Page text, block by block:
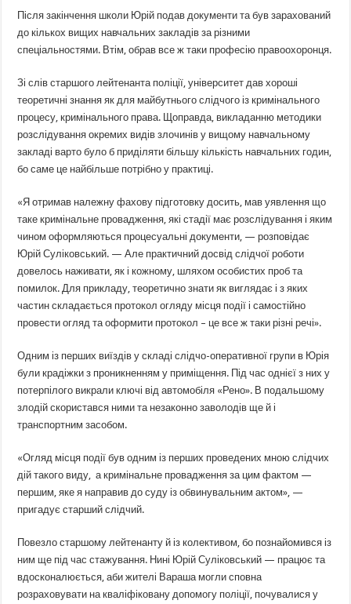
Після закінчення школи Юрій подав документи та був зарахований
до кількох вищих навчальних закладів за різними
спеціальностями. Втім, обрав все ж таки професію правоохоронця.
Зі слів старшого лейтенанта поліції, університет дав хороші
теоретичні знання як для майбутнього слідчого із кримінального
процесу, кримінального права. Щоправда, викладанню методики
розслідування окремих видів злочинів у вищому навчальному
закладі варто було б приділяти більшу кількість навчальних годин,
бо саме це найбільше потрібно у практиці.
«Я отримав належну фахову підготовку досить, мав уявлення що
таке кримінальне провадження, які стадії має розслідування і яким
чином оформляються процесуальні документи, — розповідає
Юрій Суліковський. — Але практичний досвід слідчої роботи
довелось наживати, як і кожному, шляхом особистих проб та
помилок. Для прикладу, теоретично знати як виглядає і з яких
частин складається протокол огляду місця події і самостійно
провести огляд та оформити протокол – це все ж таки різні речі».
Одним із перших виїздів у складі слідчо-оперативної групи в Юрія
були крадіжки з проникненням у приміщення. Під час однієї з них у
потерпілого викрали ключі від автомобіля «Рено». В подальшому
злодій скористався ними та незаконно заволодів ще й і
транспортним засобом.
«Огляд місця події був одним із перших проведених мною слідчих
дій такого виду, а кримінальне провадження за цим фактом —
першим, яке я направив до суду із обвинувальним актом», —
пригадує старший слідчий.
Повезло старшому лейтенанту й із колективом, бо познайомився із
ним ще під час стажування. Нині Юрій Суліковський — працює та
вдосконалюється, аби жителі Вараша могли сповна
розраховувати на кваліфіковану допомогу поліції, почувалися у